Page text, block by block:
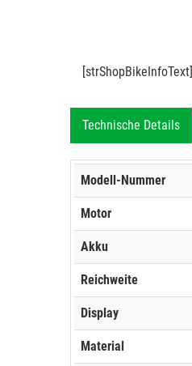
[strShopBikeInfoText]
Technische Details
Modell-Nummer
Motor
Akku
Reichweite
Display
Material